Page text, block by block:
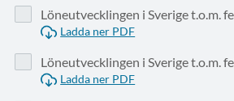
Löneutvecklingen i Sverige t.o.m.
Ladda ner PDF
Löneutvecklingen i Sverige t.o.m.
Ladda ner PDF